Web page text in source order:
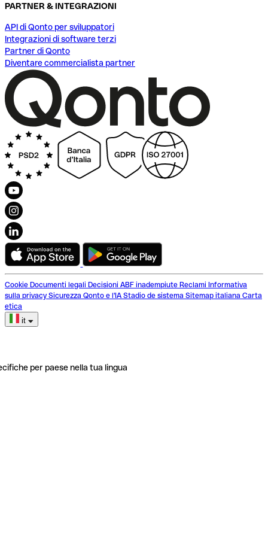
PARTNER & INTEGRAZIONI
API di Qonto per sviluppatori
Integrazioni di software terzi
Partner di Qonto
Diventare commercialista partner
Cookie Documenti legali Decisioni ABF inadempiute Reclami Informativa
sulla privacy Sicurezza Qonto e l'IA Stadio de sistema Sitemap italiana Carta
etica
it
per paese nella tua lingua